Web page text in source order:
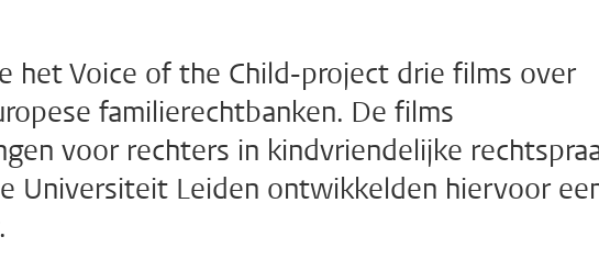
het Voice of the Child-project drie films over
familierechtbanken. De films
voor rechters in kindvriendelijke
Universiteit Leiden ontwikkelden hiervoor